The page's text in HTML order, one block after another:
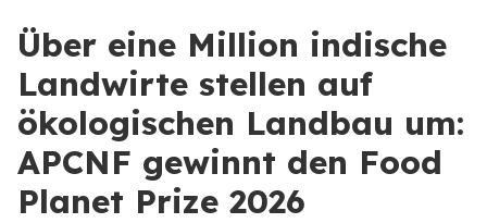
Über eine Million indische
Landwirte stellen auf
ökologischen Landbau um:
APCNF gewinnt den Food
Planet Prize 2026